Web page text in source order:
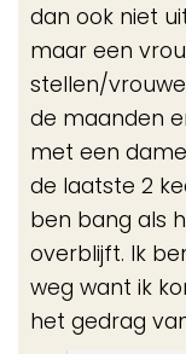
dan ook niet
maar een
stellen/
de maanden
met een
de laatste 2
ben bang als
overblijft. Ik
weg want ik
het gedrag